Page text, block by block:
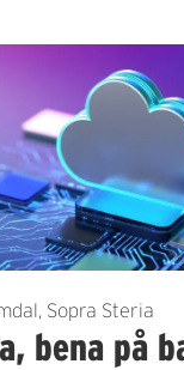
Sopra Steria
bena på